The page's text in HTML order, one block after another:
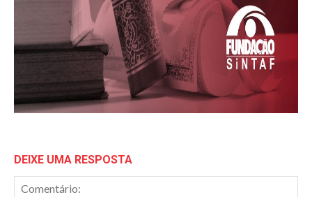
DEIXE UMA RESPOSTA